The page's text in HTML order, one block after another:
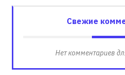
Свежие
Нет комментариев